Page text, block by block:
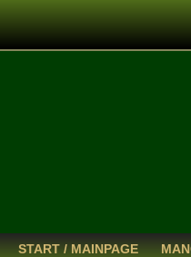
START / MAINPAGE